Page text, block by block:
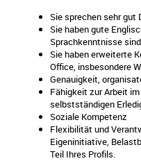
Sie sprechen sehr gut
Sie haben gute
Sprachkenntnisse
Sie haben erweiterte
Office, insbesondere
Genauigkeit,
Fähigkeit zur Arbeit
selbstständigen
Soziale Kompetenz
Flexibilität und
Eigeninitiative,
Teil Ihres Profils.